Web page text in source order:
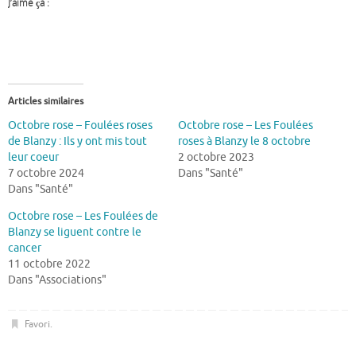
Articles similaires
Octobre rose – Foulées roses
de Blanzy : Ils y ont mis tout
leur coeur
7 octobre 2024
Dans "Santé"
Octobre rose – Les Foulées
roses à Blanzy le 8 octobre
2 octobre 2023
Dans "Santé"
Octobre rose – Les Foulées de
Blanzy se liguent contre le
cancer
11 octobre 2022
Dans "Associations"
Favori.